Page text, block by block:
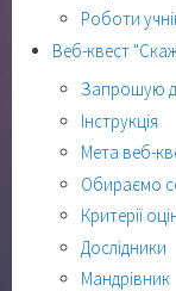
Роботи
Веб-квест
Запрошую
Інструкція
Мета веб-
Обираємо
Критерії
Дослідники
Мандрівник